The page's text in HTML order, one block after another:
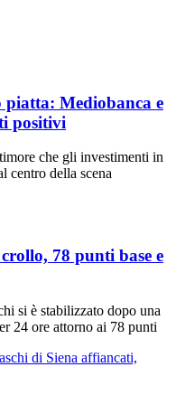
Mediobanca e
positivi
che gli investimenti in
centro della scena
78 punti base e
si è stabilizzato dopo una
24 ore attorno ai 78 punti